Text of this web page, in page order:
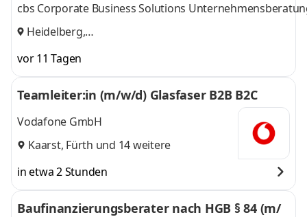
cbs Corporate Business Solutions
Heidelberg,
vor 11 Tagen
Teamleiter:in (m/w/d) Glasfaser B2B B2C
Vodafone GmbH
Kaarst, Fürth und 14 weitere
in etwa 2 Stunden
Baufinanzierungsberater nach HGB § 84 (m/